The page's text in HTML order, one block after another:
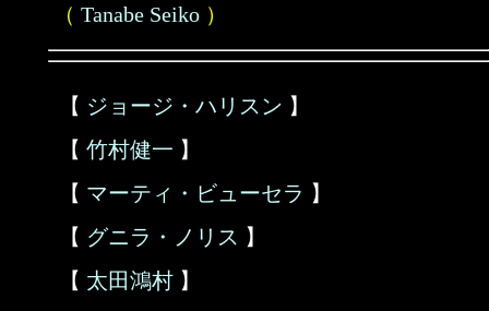
（ Tanabe Seiko ）
【 ジョージ・ハリスン 】
【 竹村健一 】
【 マーティ・ビューセラ 】
【 グニラ・ノリス 】
【 太田鴻村 】